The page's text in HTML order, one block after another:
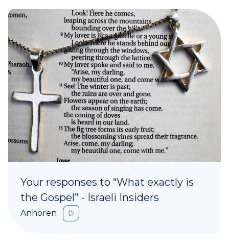
Your responses to “What exactly is
the Gospel” - Israeli Insiders
Anhören